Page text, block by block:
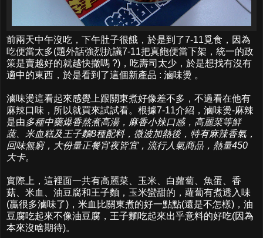
前兩天中午沒吃，下午肚子很餓，於是到了7-11覓食，因為
吃便當太多(題外話強烈抗議7-11把真飽便當下架，統一的政
策是賣越好的就越快撤嗎 ?)，吃壽司太少，於是想找有沒有
適中的東西，於是看到了這個新產品 : 滷味燙 。
滷味燙這看起來感覺上跟關東煮好像差不多，不過看在他有
麻辣口味，所以就買來試試看。根據7-11介紹，滷味燙-麻辣
是由多種中藥爆香熬煮高湯，麻香小辣口感，高麗菜等鮮
蔬、米血糕及王子麵8種配料，微波加熱後，特有麻辣香氣，
回味無窮，大份量正餐宵夜皆宜，流行人氣商品，熱量450
大卡。
實際上，這裡面一共有高麗菜、玉米、白蘿蔔、魚蛋、香
菇、米血、油豆腐和王子麵，玉米蠻甜的，蘿蔔有煮透入味
(贏很多滷味了)，米血比關東煮的好一點點(還是不怎樣)，油
豆腐吃起來不像油豆腐，王子麵吃起來出乎意料的好吃(因為
本來沒啥期待)。